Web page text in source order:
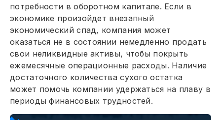
потребности в оборотном капитале. Если в
экономике произойдет внезапный
экономический спад, компания может
оказаться не в состоянии немедленно продать
свои неликвидные активы, чтобы покрыть
ежемесячные операционные расходы. Наличие
достаточного количества сухого остатка
может помочь компании удержаться на плаву в
периоды финансовых трудностей.